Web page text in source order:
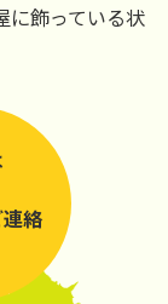
に飾っている状
絡